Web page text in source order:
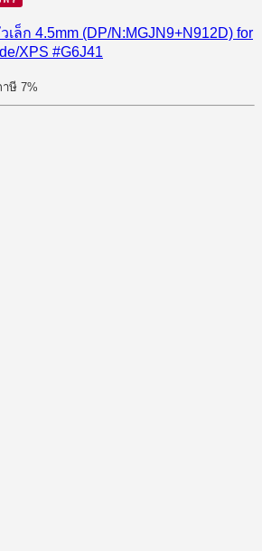
เล็ก 4.5mm (DP/N:MGJN9+N912D) for
XPS #G6J41
ษี 7%